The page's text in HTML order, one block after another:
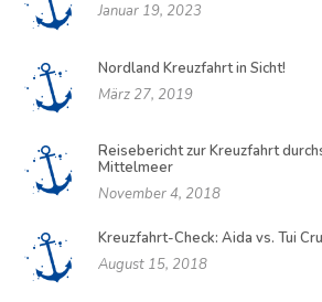
Januar 19, 2023
Nordland Kreuzfahrt in Sicht!
März 27, 2019
Reisebericht zur Kreuzfahrt
Mittelmeer
November 4, 2018
Kreuzfahrt-Check: Aida vs. Tui
August 15, 2018